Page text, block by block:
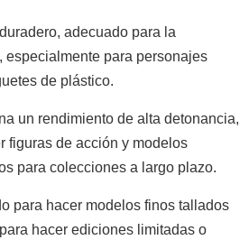
adecuado para la
especialmente para personajes
de plástico.
un rendimiento de alta detonancia,
figuras de acción y modelos
para colecciones a largo plazo.
para hacer modelos finos tallados
hacer ediciones limitadas o